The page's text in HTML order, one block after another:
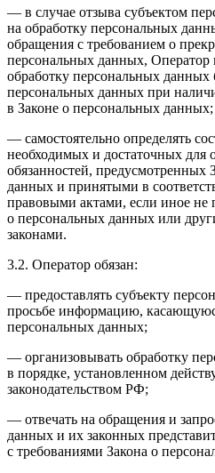
— в случае отзыва субъектом
на обработку персональных
обращения с требованием о
персональных данных, Оператор
обработку персональных данных
персональных данных при
в Законе о персональных данных;
— самостоятельно определять
необходимых и достаточных для
обязанностей, предусмотренных
данных и принятыми в
правовыми актами, если иное не
о персональных данных или
законами.
3.2. Оператор обязан:
— предоставлять субъекту
просьбе информацию,
персональных данных;
— организовывать обработку
в порядке, установленном
законодательством РФ;
— отвечать на обращения и
данных и их законных
с требованиями Закона о